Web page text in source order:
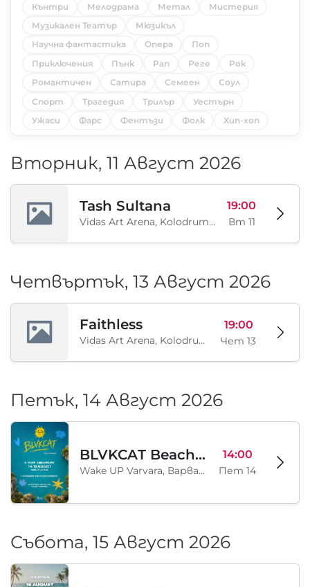
Кънтри
Мелодрама Метал
Мистерия
Музикален Театър
Мюзикъл
Научна фантастика
Опера
Поп
Приключения
Пънк Рап Реге
Рок
Романтичен
Сатира Семеен
Соул
Спорт
Трагедия Трилър
Уестърн
Ужаси
Фарс Фентъзи Фолк Хип-хоп
Вторник, 11 Август 2026
Tash Sultana
Vidas Art Arena, Kolodrum, Borisova gradina, София, BG
19:00
Вт 11
Четвъртък, 13 Август 2026
Faithless
Vidas Art Arena, Kolodrum, Borisova gradina, София, BG
19:00
Чет 13
Петък, 14 Август 2026
BLVKCAT Beach Festival 2026, Wake up Varvara
Wake UP Varvara, Варвара, BG
14:00
Пет 14
Събота, 15 Август 2026